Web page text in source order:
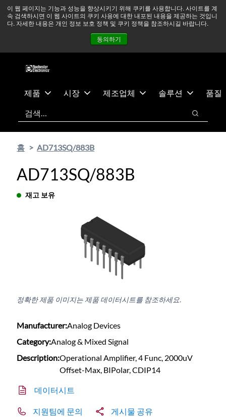
이 웹 페이지는 기능과 성능을 향상시키기 위해 쿠키를 사용합니다. 사이트를 계
속 검색하시면 이 웹 사이트의 쿠키 사용에 대한 내포된 내용을 제공하는 것입니
다. 자세한 내용은 개인 정보 보호 정책 및 쿠키 정책을 참조하시길 바랍니다.
동의하기
츠
건
중동 지역 상황을 지속적으로 주시하고 있으며, 모든 서비스는
정상적으로 운영되고 있습니다. 더 읽어보기 →
뉴스
문의하기
제품 시장 제조업체 솔루션
품질
검색
검색
홈 AD713SQ/883B
AD713SQ/883B
재고 보유
정확한 제품 이미지는 제품 데이터시트를 참조하세요.
Manufacturer:Analog Devices
Category:Analog & Mixed Signal
Description:Operational Amplifier, 4 Func, 2000uV
Offset-Max, BIPolar, CDIP14
데이터시트
지원팀에 문의 게시물 공유